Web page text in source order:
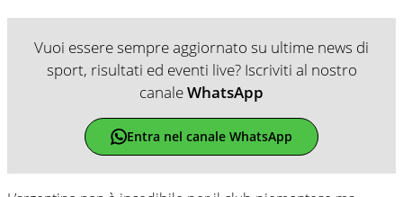
Vuoi essere sempre aggiornato su ultime news di
sport, risultati ed eventi live? Iscriviti al nostro
canaleWhatsApp
Entra nel canale WhatsApp